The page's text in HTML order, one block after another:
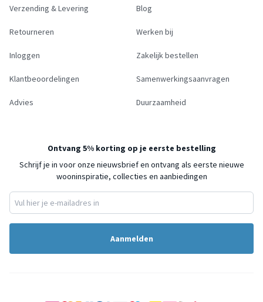
Verzending & Levering
Retourneren
Inloggen
Klantbeoordelingen
Advies
Blog
Werken bij
Zakelijk bestellen
Samenwerkingsaanvragen
Duurzaamheid
Ontvang 5% korting op je eerste bestelling
Schrijf je in voor onze nieuwsbrief en ontvang als eerste nieuwe
wooninspiratie, collecties en aanbiedingen
Aanmelden